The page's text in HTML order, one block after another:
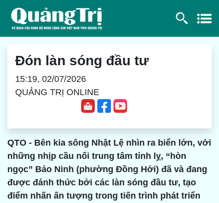
Đón làn sóng đầu tư
15:19, 02/07/2026
QUẢNG TRỊ ONLINE
QTO - Bên kia sông Nhật Lệ nhìn ra biển lớn, với
những nhịp cầu nối trung tâm tỉnh lỵ, “hòn
ngọc” Bảo Ninh (phường Đồng Hới) đã và đang
được đánh thức bởi các làn sóng đầu tư, tạo
điểm nhấn ấn tượng trong tiến trình phát triển